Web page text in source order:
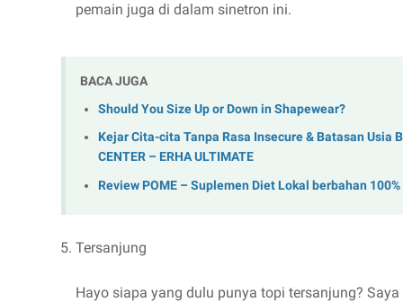
pemain juga di dalam sinetron ini.
BACA JUGA
Should You Size Up or Down in Shapewear?
Kejar Cita-cita Tanpa Rasa Insecure & Batasan Usia
CENTER – ERHA ULTIMATE
Review POME – Suplemen Diet Lokal berbahan
Tersanjung
Hayo siapa yang dulu punya topi tersanjung?